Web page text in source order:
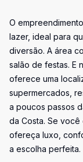
O
lazer, ideal para
diversão. A área
salão de festas. E
oferece uma
supermercados,
a poucos passos
da Costa. Se você
ofereça luxo,
a escolha perfeita.